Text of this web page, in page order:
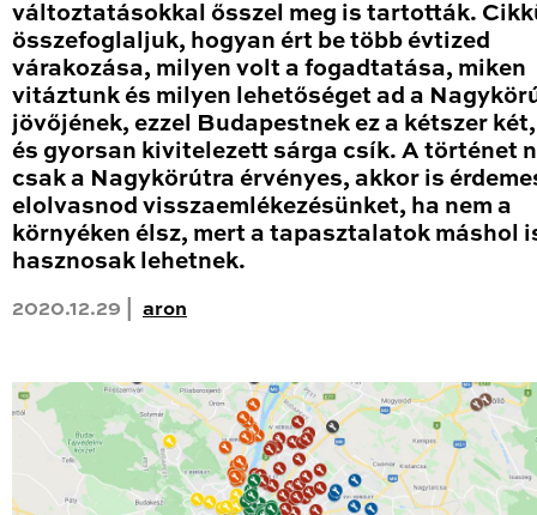
változtatásokkal ősszel meg is tartották.
összefoglaljuk, hogyan ért be több évtized
várakozása, milyen volt a fogadtatása, miken
vitáztunk és milyen lehetőséget ad a
jövőjének, ezzel Budapestnek ez a kétszer
és gyorsan kivitelezett sárga csík. A történet
csak a Nagykörútra érvényes, akkor is
elolvasnod visszaemlékezésünket, ha nem a
környéken élsz, mert a tapasztalatok máshol
hasznosak lehetnek.
2020.12.29 | aron